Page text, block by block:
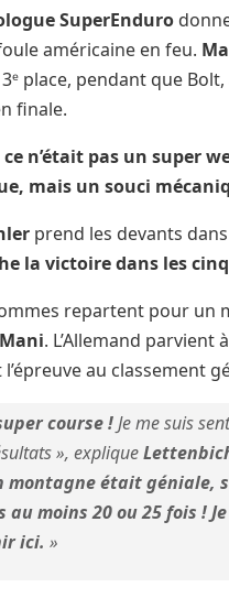
SuperEnduro
américaine en feu.
place, pendant que
finale.
n’était pas un super
mais un souci
prend les devants
la victoire dans les
repartent pour un
. L’Allemand parvient
au classement
course !Je me suis
», explique
montagne était géniale,
au moins 20 ou 25 fois
ici. »